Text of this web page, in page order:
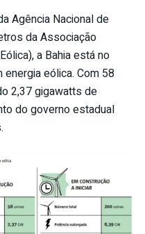
Agência Nacional de
da Associação
a Bahia está no
eólica. Com 58
2,37 gigawatts de
do governo estadual